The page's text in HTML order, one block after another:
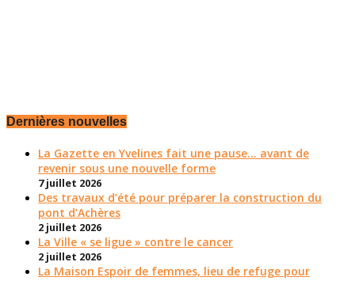
Dernières nouvelles
La Gazette en Yvelines fait une pause... avant de
revenir sous une nouvelle forme
7 juillet 2026
Des travaux d’été pour préparer la construction du
pont d’Achères
2 juillet 2026
La Ville « se ligue » contre le cancer
2 juillet 2026
La Maison Espoir de femmes, lieu de refuge pour